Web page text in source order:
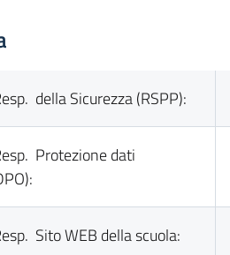
della Sicurezza (RSPP):
Protezione dati
Sito WEB della scuola: